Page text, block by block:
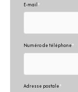
E-mail*
Numéro de téléphone*
Adresse postale*